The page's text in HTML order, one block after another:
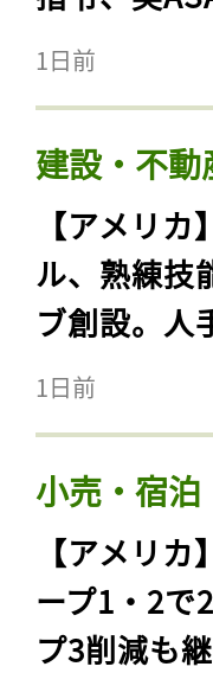
1日前
建設・不動
【アメリ
ル、熟練技
ブ創設。人
1日前
小売・宿
【アメリ
ープ1・2で
プ3削減も